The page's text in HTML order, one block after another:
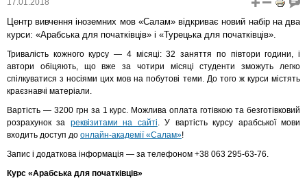
17.01.2018
Центр вивчення іноземних мов «Салам» відкриває новий набір на два
курси: «Арабська для початківців» і «Турецька для початківців».
Тривалість кожного курсу — 4 місяці: 32 заняття по півтори години, і
автори обіцяють, що вже за чотири місяці студенти зможуть легко
спілкуватися з носіями цих мов на побутові теми. До того ж курси містять
краєзнавчі матеріали.
Вартість — 3200 грн за 1 курс. Можлива оплата готівкою та безготівковий
розрахунок за реквізитами на сайті. У вартість курсу арабської мови
входить доступ до онлайн-академії «Салам»!
Запис і додаткова інформація — за телефоном +38 063 295-63-76.
Курс «Арабська для початківців»